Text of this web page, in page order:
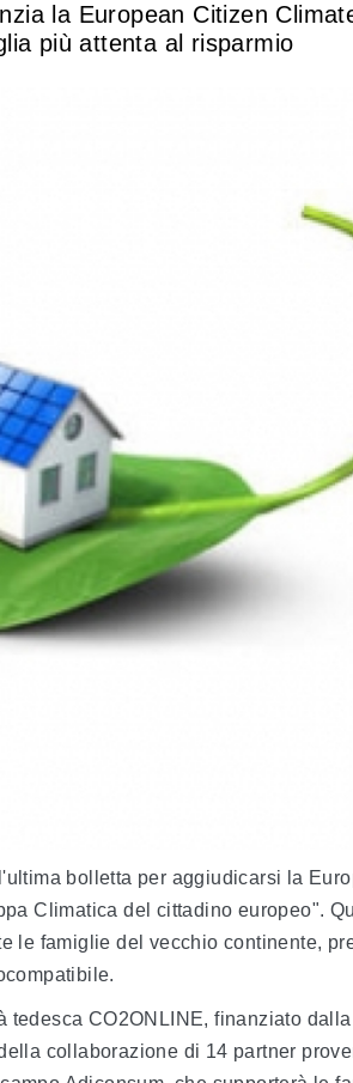
la European Citizen
più attenta al risparmio
bolletta per aggiudicarsi la
Climatica del cittadino europeo".
le famiglie del vecchio continente,
tedesca CO2ONLINE, finanziato dalla
collaborazione di 14 partner